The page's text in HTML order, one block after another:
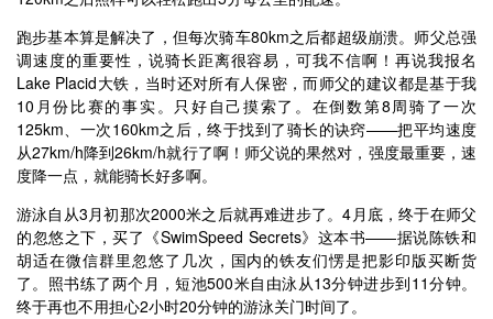
跑步基本算是解决了，但每次骑车80km之后都超级崩溃。师父总强
调速度的重要性，说骑长距离很容易，可我不信啊！再说我报名
Lake Placid大铁，当时还对所有人保密，而师父的建议都是基于我
10月份比赛的事实。只好自己摸索了。在倒数第8周骑了一次
125km、一次160km之后，终于找到了骑长的诀窍——把平均速度
从27km/h降到26km/h就行了啊！师父说的果然对，强度最重要，速
度降一点，就能骑长好多啊。
游泳自从3月初那次2000米之后就再难进步了。4月底，终于在师父
的忽悠之下，买了《SwimSpeed Secrets》这本书——据说陈铁和
胡适在微信群里忽悠了几次，国内的铁友们愣是把影印版买断货
了。照书练了两个月，短池500米自由泳从13分钟进步到11分钟。
终于再也不用担心2小时20分钟的游泳关门时间了。